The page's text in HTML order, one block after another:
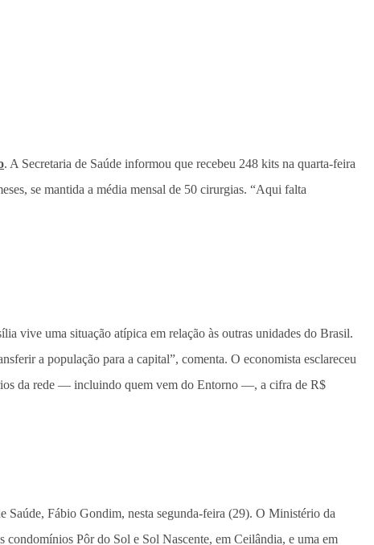
. A Secretaria de Saúde informou que recebeu 248 kits na quarta-feira
se mantida a média mensal de 50 cirurgias. “Aqui falta
vive uma situação atípica em relação às outras unidades do Brasil.
a população para a capital”, comenta. O economista esclareceu
da rede — incluindo quem vem do Entorno —, a cifra de R$
Saúde, Fábio Gondim, nesta segunda-feira (29). O Ministério da
condomínios Pôr do Sol e Sol Nascente, em Ceilândia, e uma em